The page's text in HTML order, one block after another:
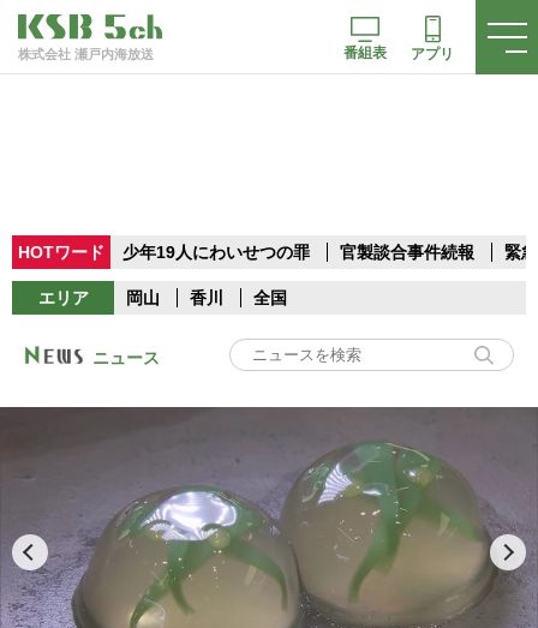
株式会社 瀬戸内海放送 番組表 アプリ
HOTワード 少年19人にわいせつの罪 官製談合事件続報 緊
エリア 岡山 香川 全国
ニュース
Play